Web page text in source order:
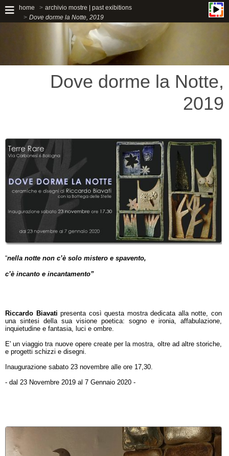
home
archivio mostre | past exibitions
Dove dorme la Notte, 2019
Dove dorme la Notte,
2019
“nella notte non c’è solo mistero e spavento,
c’è incanto e incantamento”
Riccardo Biavati presenta così questa mostra dedicata alla notte, con
una sintesi della sua visione poetica: sogno e ironia, affabulazione,
inquietudine e fantasia, luci e ombre.
E' un viaggio tra nuove opere create per la mostra, oltre ad altre storiche,
e progetti schizzi e disegni.
Inaugurazione sabato 23 novembre alle ore 17,30.
- dal 23 Novembre 2019 al 7 Gennaio 2020 -